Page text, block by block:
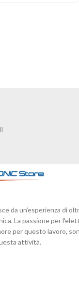
da un’esperienza di
La passione per
per questo lavoro,
attività.